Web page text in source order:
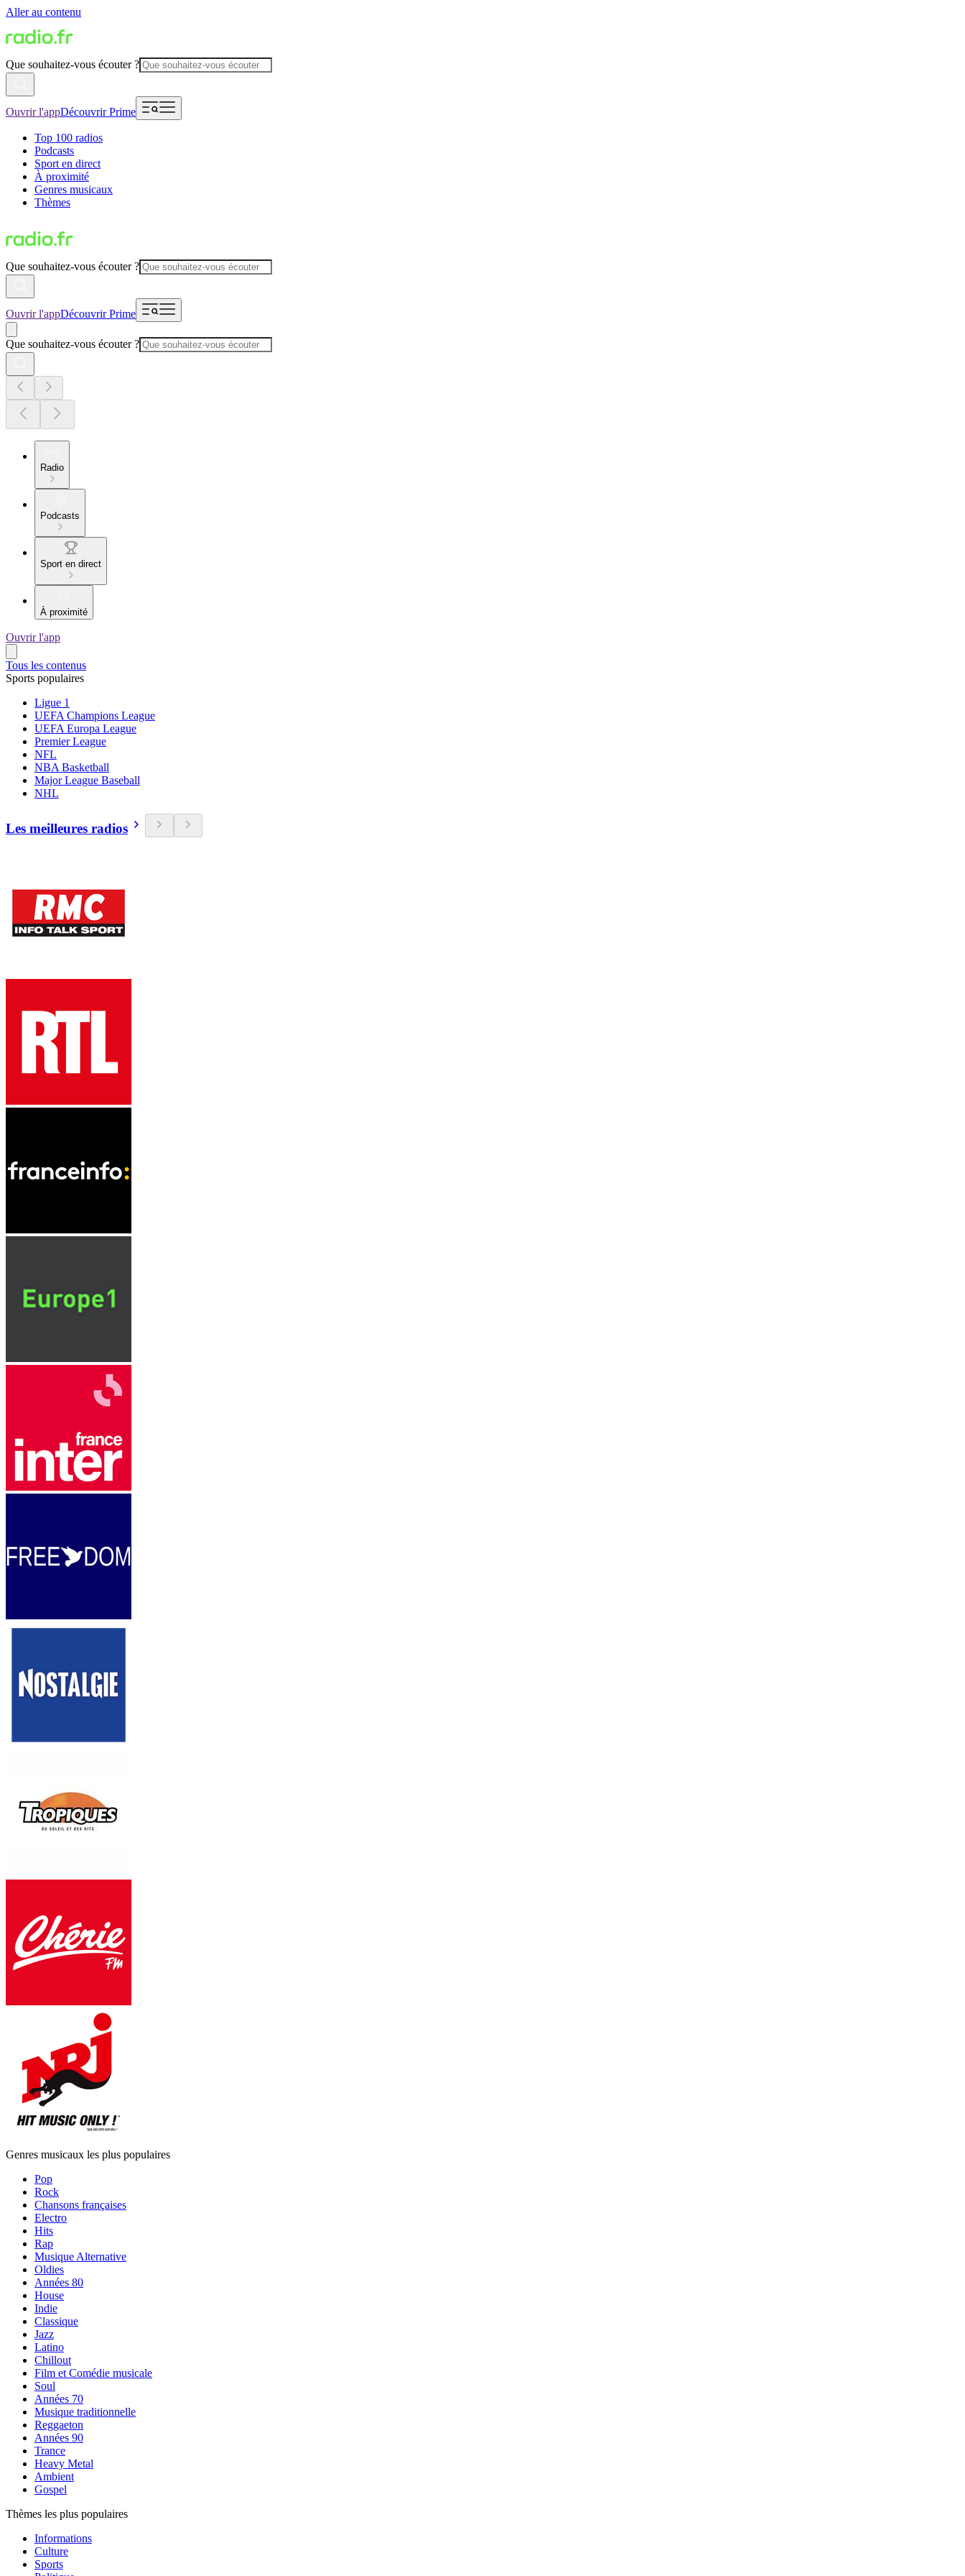
Aller au contenu
Que souhaitez-vous écouter ?
Ouvrir l'appDécouvrir Prime
Top 100 radios
Podcasts
Sport en direct
À proximité
Genres musicaux
Thèmes
Que souhaitez-vous écouter ?
Ouvrir l'appDécouvrir Prime
Que souhaitez-vous écouter ?
Radio
Podcasts
Sport en direct
À proximité
Ouvrir l'app
Tous les contenus
Sports populaires
Ligue 1
UEFA Champions League
UEFA Europa League
Premier League
NFL
NBA Basketball
Major League Baseball
NHL
Les meilleures radios
Genres musicaux les plus populaires
Pop
Rock
Chansons françaises
Electro
Hits
Rap
Musique Alternative
Oldies
Années 80
House
Indie
Classique
Jazz
Latino
Chillout
Film et Comédie musicale
Soul
Années 70
Musique traditionnelle
Reggaeton
Années 90
Trance
Heavy Metal
Ambient
Gospel
Thèmes les plus populaires
Informations
Culture
Sports